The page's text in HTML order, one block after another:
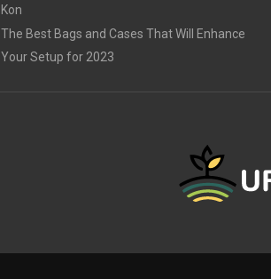
Kon
The Best Bags and Cases That Will Enhance
Your Setup for 2023